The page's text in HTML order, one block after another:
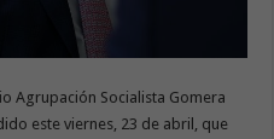
Agrupación Socialista Gomera
este viernes, 23 de abril, que